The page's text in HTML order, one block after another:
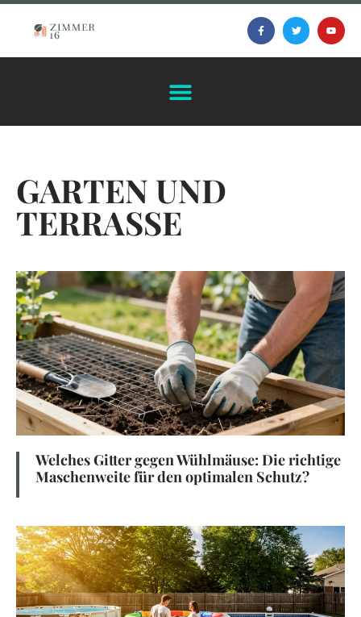
GARTEN UND
TERRASSE
Welches Gitter gegen Wühlmäuse: Die richtige
Maschenweite für den optimalen Schutz?